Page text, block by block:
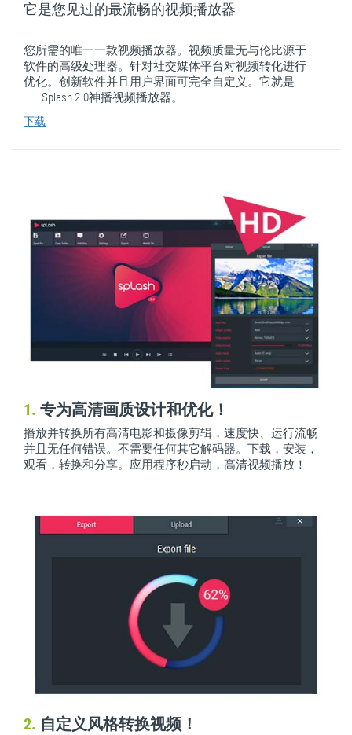
它是您见过的最流畅的视频播放器
您所需的唯一一款视频播放器。视频质量无与伦比源于
软件的高级处理器。针对社交媒体平台对视频转化进行
优化。创新软件并且用户界面可完全自定义。它就是
—— Splash 2.0神播视频播放器。
下载
1. 专为高清画质设计和优化！
播放并转换所有高清电影和摄像剪辑，速度快、运行流畅
并且无任何错误。不需要任何其它解码器。下载，安装，
观看，转换和分享。应用程序秒启动，高清视频播放！
2. 自定义风格转换视频！